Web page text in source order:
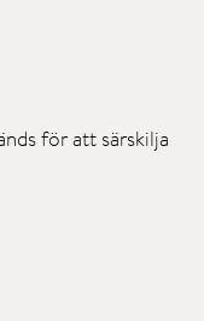
för att särskilja